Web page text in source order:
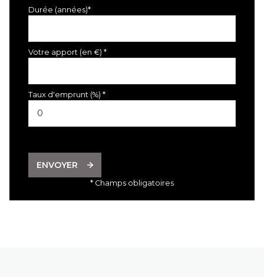
Durée (années)*
Votre apport (en €) *
Taux d'emprunt (%) *
ENVOYER
* Champs obligatoires